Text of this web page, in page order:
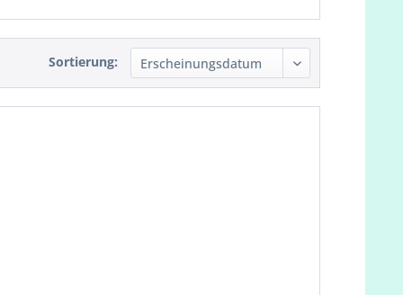
Sortierung: